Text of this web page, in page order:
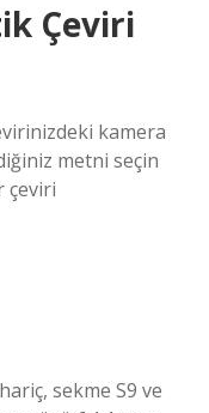
Çeviri
kamera
metni seçin
çeviri
sekme S9 ve